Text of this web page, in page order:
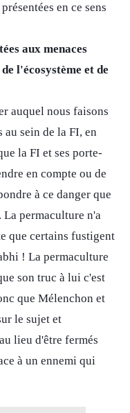
en ce sens
aux menaces
l'écosystème et de
auquel nous faisons
au sein de la FI, en
la FI et ses porte-
en compte ou de
à ce danger que
permaculture n'a
que certains fustigent
! La permaculture
son truc à lui c'est
que Mélenchon et
le sujet et
lieu d'être fermés
à un ennemi qui